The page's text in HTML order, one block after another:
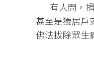
有人問，捐
甚至是獨居戶
佛法拔除眾生